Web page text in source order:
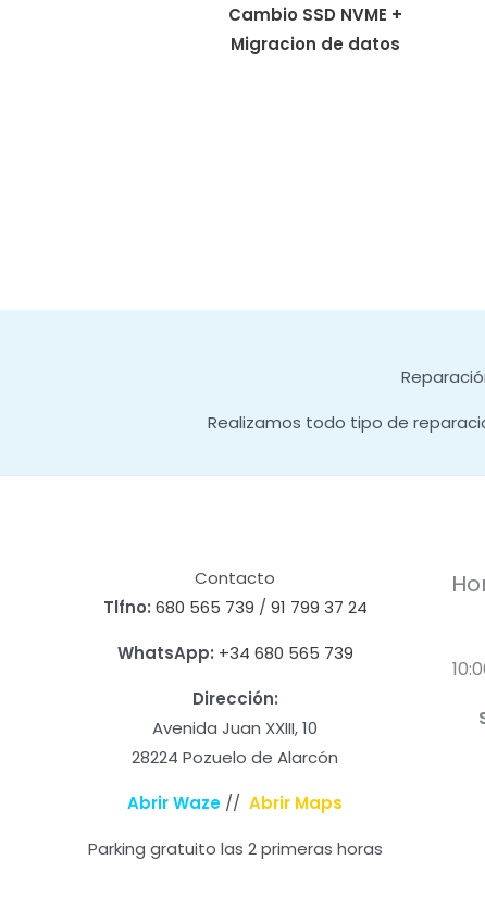
Cambio SSD NVME +
Migracion de datos
Realizamos todo tipo de
Contacto
Tlfno: 680 565 739 / 91 799 37 24
WhatsApp: +34 680 565 739
Dirección:
Avenida Juan XXIII, 10
28224 Pozuelo de Alarcón
Abrir Waze //Abrir Maps
Parking gratuito las 2 primeras horas